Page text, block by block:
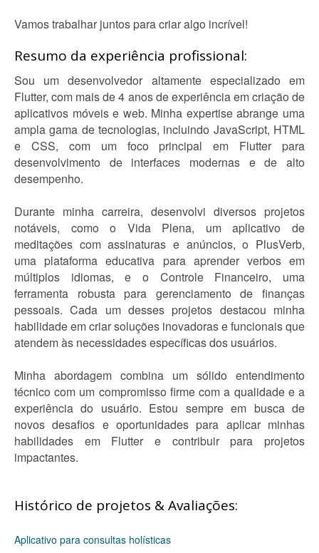
Vamos trabalhar juntos para criar algo incrível!
Resumo da experiência profissional:
Sou um desenvolvedor altamente especializado em
Flutter, com mais de 4 anos de experiência em criação de
aplicativos móveis e web. Minha expertise abrange uma
ampla gama de tecnologias, incluindo JavaScript, HTML
e CSS, com um foco principal em Flutter para
desenvolvimento de interfaces modernas e de alto
desempenho.
Durante minha carreira, desenvolvi diversos projetos
notáveis, como o Vida Plena, um aplicativo de
meditações com assinaturas e anúncios, o PlusVerb,
uma plataforma educativa para aprender verbos em
múltiplos idiomas, e o Controle Financeiro, uma
ferramenta robusta para gerenciamento de finanças
pessoais. Cada um desses projetos destacou minha
habilidade em criar soluções inovadoras e funcionais que
atendem às necessidades específicas dos usuários.
Minha abordagem combina um sólido entendimento
técnico com um compromisso firme com a qualidade e a
experiência do usuário. Estou sempre em busca de
novos desafios e oportunidades para aplicar minhas
habilidades em Flutter e contribuir para projetos
impactantes.
Histórico de projetos & Avaliações:
Aplicativo para consultas holísticas